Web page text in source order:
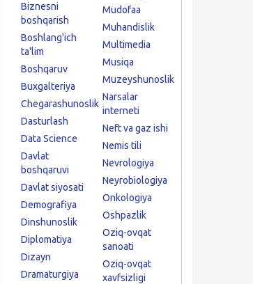
Biznesni
boshqarish
Boshlang'ich
ta'lim
Boshqaruv
Buxgalteriya
Chegarashunoslik
Dasturlash
Data Science
Davlat
boshqaruvi
Davlat siyosati
Demografiya
Dinshunoslik
Diplomatiya
Dizayn
Dramaturgiya
Mudofaa
Muhandislik
Multimedia
Musiqa
Muzeyshunoslik
Narsalar
interneti
Neft va gaz ishi
Nemis tili
Nevrologiya
Neyrobiologiya
Onkologiya
Oshpazlik
Oziq-ovqat
sanoati
Oziq-ovqat
xavfsizligi